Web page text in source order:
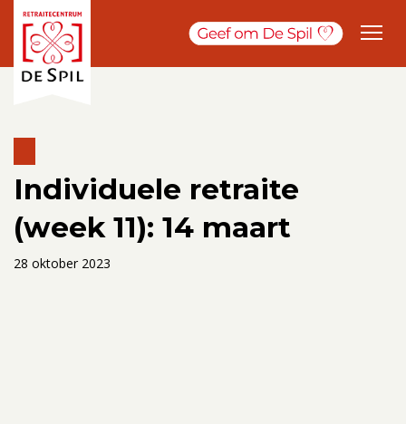
Individuele retraite
(week 11): 14 maart
28 oktober 2023